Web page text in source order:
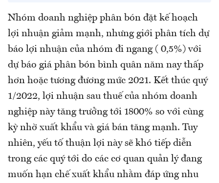
Nhóm doanh nghiệp phân bón đặt kế hoạch
lợi nhuận giảm mạnh, nhưng giới phân tích dự
báo lợi nhuận của nhóm đi ngang ( 0,5%) với
dự báo giá phân bón bình quân năm nay thấp
hơn hoặc tương đương mức 2021. Kết thúc quý
1/2022, lợi nhuận sau thuế của nhóm doanh
nghiệp này tăng trưởng tới 1800% so với cùng
kỳ nhờ xuất khẩu và giá bán tăng mạnh. Tuy
nhiên, yếu tố thuận lợi này sẽ khó tiếp diễn
trong các quý tới do các cơ quan quản lý đang
muốn hạn chế xuất khẩu nhằm đáp ứng nhu